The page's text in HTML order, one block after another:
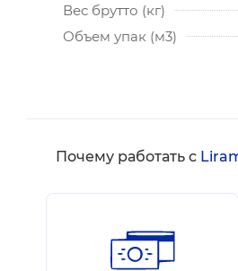
Вес брутто (кг)
Объем упак (м3)
Почему работать с